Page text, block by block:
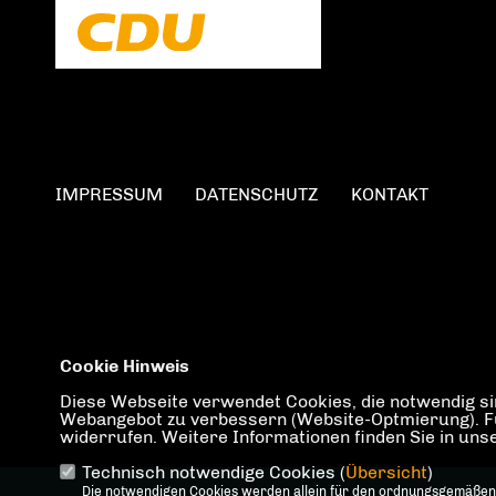
IMPRESSUM DATENSCHUTZ KONTAKT
Cookie Hinweis
Diese Webseite verwendet Cookies, die notwendig
Webangebot zu verbessern (Website-Optmierung).
widerrufen. Weitere Informationen finden Sie in
Technisch notwendige Cookies (Übersicht)
Die notwendigen Cookies werden allein für den